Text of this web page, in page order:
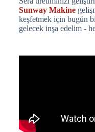
Sunway Makine
keşfetmek için bugün
gelecek inşa edelim -